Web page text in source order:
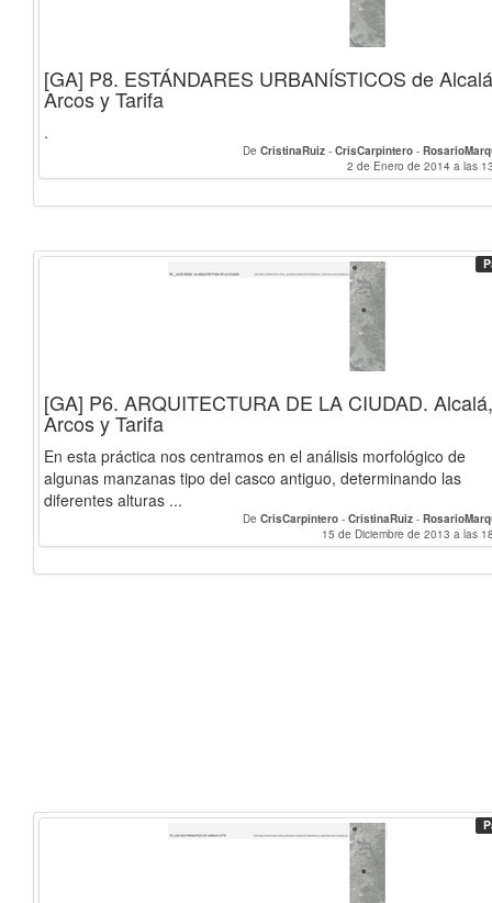
[GA] P8. ESTÁNDARES URBANÍSTICOS de
Arcos y Tarifa
.
De CristinaRuiz - CrisCarpintero -
2 de Enero de 2014 a las
[GA] P6. ARQUITECTURA DE LA CIUDAD. Alcalá,
Arcos y Tarifa
En esta práctica nos centramos en el análisis morfológico de
algunas manzanas tipo del casco antiguo, determinando las
diferentes alturas ...
De CrisCarpintero - CristinaRuiz -
15 de Diciembre de 2013 a las